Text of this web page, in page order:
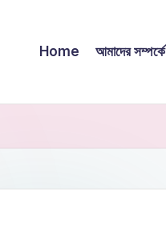
Home আমাদের সম্পর্কে